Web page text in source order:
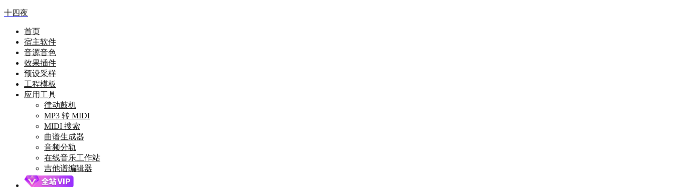
十四夜
首页
宿主软件
音源音色
效果插件
预设采样
工程模板
应用工具
律动鼓机
MP3 转 MIDI
MIDI 搜索
曲谱生成器
音频分轨
在线音乐工作站
吉他谱编辑器